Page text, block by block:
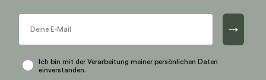
→
Ich bin mit der Verarbeitung meiner persönlichen Daten
einverstanden.